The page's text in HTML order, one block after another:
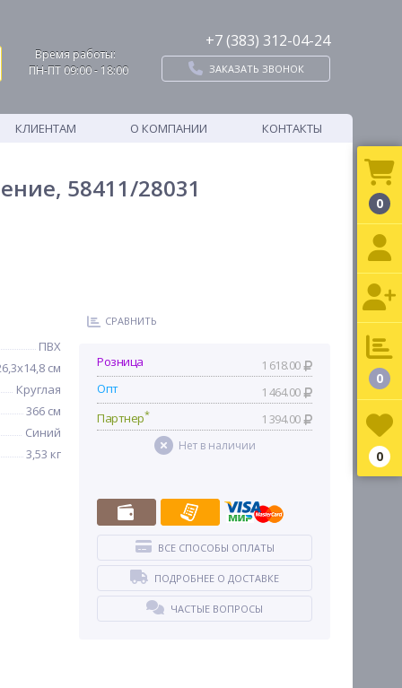
Время работы:
ПН-ПТ 09:00 - 18:00
+7 (383) 312-04-24
ЗАКАЗАТЬ ЗВОНОК
КЛИЕНТАМ О КОМПАНИИ КОНТАКТЫ
58411/28031
ПВХ
см
Круглая
366 см
Синий
3,53 кг
СРАВНИТЬ
Розница
1 618.00
Опт
1 464.00
Партнер* 1 394.00
Нет в наличии
ВСЕ СПОСОБЫ ОПЛАТЫ
ПОДРОБНЕЕ О ДОСТАВКЕ
ЧАСТЫЕ ВОПРОСЫ
0
0
0